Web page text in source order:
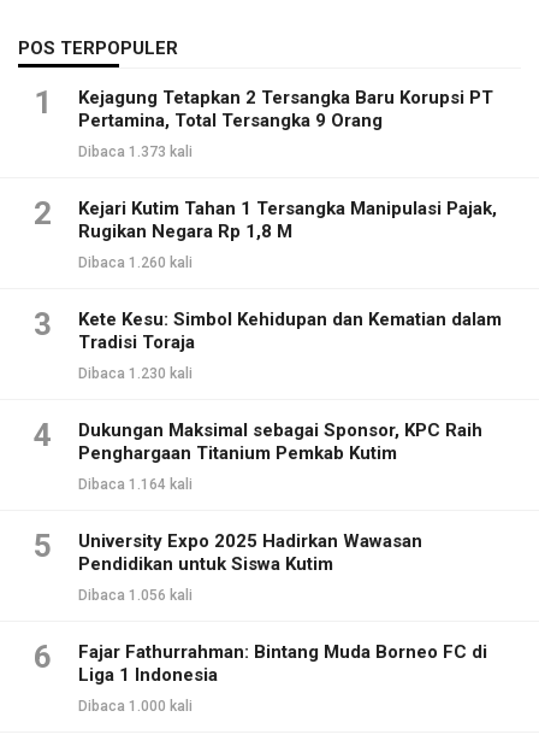
POS TERPOPULER
1
Kejagung Tetapkan 2 Tersangka Baru Korupsi PT
Pertamina, Total Tersangka 9 Orang
Dibaca 1.373 kali
2
Kejari Kutim Tahan 1 Tersangka Manipulasi Pajak,
Rugikan Negara Rp 1,8 M
Dibaca 1.260 kali
3
Kete Kesu: Simbol Kehidupan dan Kematian dalam
Tradisi Toraja
Dibaca 1.230 kali
4
Dukungan Maksimal sebagai Sponsor, KPC Raih
Penghargaan Titanium Pemkab Kutim
Dibaca 1.164 kali
5
University Expo 2025 Hadirkan Wawasan
Pendidikan untuk Siswa Kutim
Dibaca 1.056 kali
6
Fajar Fathurrahman: Bintang Muda Borneo FC di
Liga 1 Indonesia
Dibaca 1.000 kali